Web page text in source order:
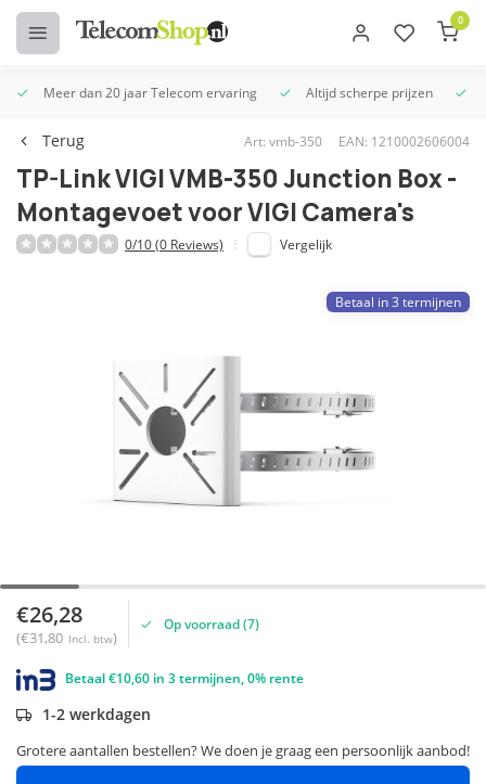
0
Meer dan 20 jaar Telecom ervaring Altijd scherpe prijzen
Terug Art: vmb-350 EAN: 1210002606004
TP-Link VIGI VMB-350 Junction Box -
Montagevoet voor VIGI Camera's
0/10 (0 Reviews) Vergelijk
Betaal in 3 termijnen
€26,28
(€31,80 Incl. btw)
Op voorraad (7)
Betaal €10,60 in 3 termijnen, 0% rente
1-2 werkdagen
Grotere aantallen bestellen? We doen je graag een persoonlijk aanbod!